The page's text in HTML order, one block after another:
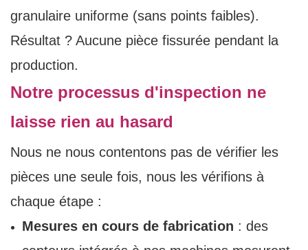
granulaire uniforme (sans points faibles).
Résultat ? Aucune pièce fissurée pendant la
production.
Notre processus d'inspection ne
laisse rien au hasard
Nous ne nous contentons pas de vérifier les
pièces une seule fois, nous les vérifions à
chaque étape :
Mesures en cours de fabrication : des